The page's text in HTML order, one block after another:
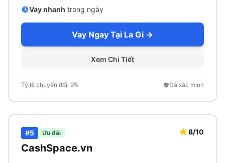
Vay nhanh trong ngày
Vay Ngay Tại La Gi →
Xem Chi Tiết
Tỷ lệ chuyển đổi: 9% Đã xác minh
#5 Ưu đãi
CashSpace.vn
8/10